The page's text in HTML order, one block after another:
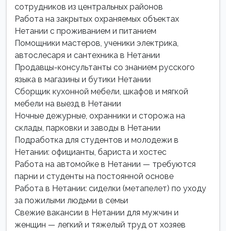
сотрудников из центральных районов
Работа на закрытых охраняемых объектах
Нетании с проживанием и питанием
Помощники мастеров, ученики электрика,
автослесаря и сантехника в Нетании
Продавцы-консультанты со знанием русского
языка в магазины и бутики Нетании
Сборщик кухонной мебели, шкафов и мягкой
мебели на выезд в Нетании
Ночные дежурные, охранники и сторожа на
склады, парковки и заводы в Нетании
Подработка для студентов и молодежи в
Нетании: официанты, бариста и хостес
Работа на автомойке в Нетании — требуются
парни и студенты на постоянной основе
Работа в Нетании: сиделки (метапелет) по уходу
за пожилыми людьми в семьи
Свежие вакансии в Нетании для мужчин и
женщин — легкий и тяжелый труд от хозяев